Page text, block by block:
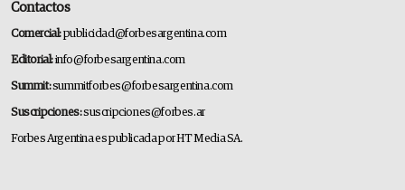
Contactos
Comercial:publicidad@forbesargentina.com
Editorial:info@forbesargentina.com
Summit:summitforbes@forbesargentina.com
Suscripciones:suscripciones@forbes.ar
Forbes Argentina es publicada por HT Media SA.